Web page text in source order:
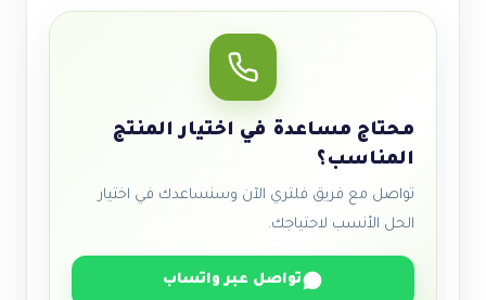
محتاج مساعدة في اختيار المنتج
المناسب؟
تواصل مع فريق فلتري الآن وسنساعدك في اختيار
الحل الأنسب لاحتياجك.
تواصل عبر واتساب